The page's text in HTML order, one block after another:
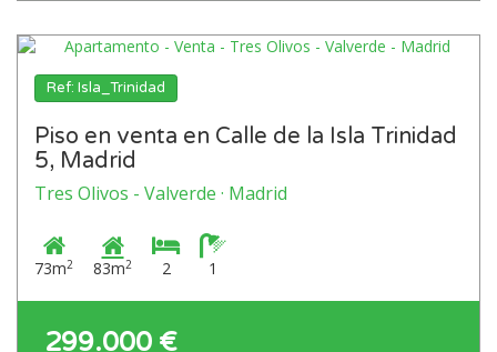
Ref: Isla_Trinidad
Piso en venta en Calle de la Isla Trinidad
5, Madrid
Tres Olivos - Valverde · Madrid
73m2 83m2 2 1
299.000 €